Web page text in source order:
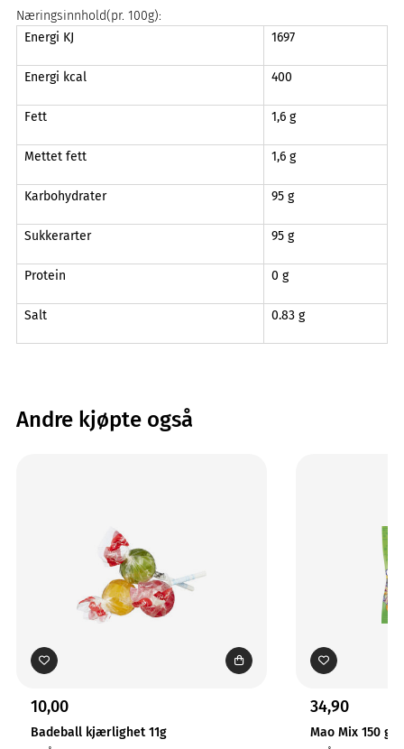
Næringsinnhold(pr. 100g):
Energi KJ
1697
Energi kcal 400
Fett 1,6 g
Mettet fett 1,6 g
Karbohydrater 95 g
Sukkerarter 95 g
Protein 0 g
Salt 0.83 g
Andre kjøpte også
10,00
Badeball kjærlighet 11g
34,90
Mao Mix 150